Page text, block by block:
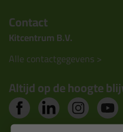
Contact
Kitcentrum B.V.
Alle contactgegevens >
Altijd op de hoogte